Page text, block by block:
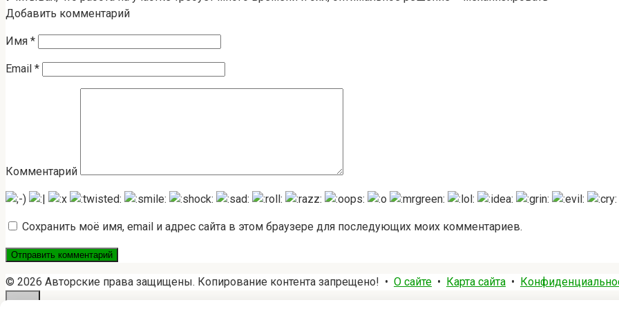
Добавить комментарий
Имя *
Email *
Комментарий
Сохранить моё имя, email и адрес сайта в этом браузере для последующих моих комментариев.
© 2026 Авторские права защищены. Копирование контента запрещено! • О сайте • Карта сайта •